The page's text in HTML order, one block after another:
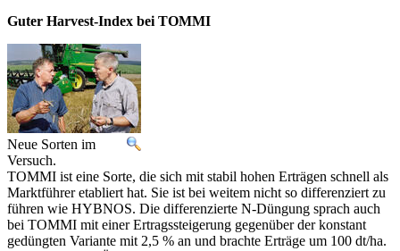
Guter Harvest-Index bei TOMMI
Neue Sorten im
Versuch.
TOMMI ist eine Sorte, die sich mit stabil hohen Erträgen schnell als
Marktführer etabliert hat. Sie ist bei weitem nicht so differenziert zu
führen wie HYBNOS. Die differenzierte N-Düngung sprach auch
bei TOMMI mit einer Ertragssteigerung gegenüber der konstant
gedüngten Variante mit 2,5 % an und brachte Erträge um 100 dt/ha.